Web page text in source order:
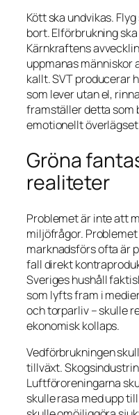
Kött ska undvikas.
bort. Elförbrukning
Kärnkraftens
uppmanas människor
kallt. SVT producerar
som lever utan el,
framställer detta som
emotionellt
Gröna
realiteter
Problemet är inte att
miljöfrågor.
marknadsförs ofta är
fall direkt
Sveriges hushåll
som lyfts fram i
och torparliv – skulle
ekonomisk kollaps.
Vedförbrukningen
tillväxt.
Luftföroreningarna
skulle rasa med upp